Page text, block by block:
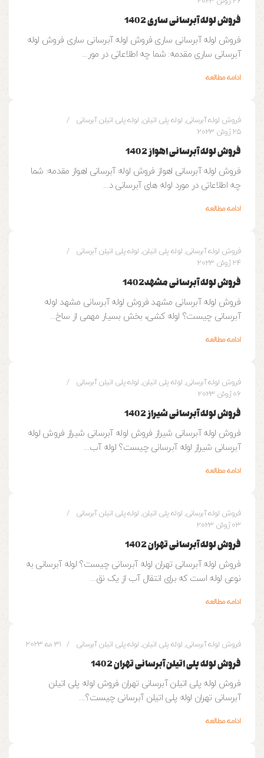
فروش لوله آبرسانی ساری 1402
فروش لوله آبرسانی ساری فروش لوله آبرسانی ساری فروش لوله
آبرسانی ساری مقدمه: شما چه اطلاعاتی در مور...
ادامه مطالعه
فروش لوله آبرسانی, لوله پلی اتیلن, لوله پلی اتیلن آبرسانی
25 ژوئن 2023
فروش لوله آبرسانی اهواز 1402
فروش لوله آبرسانی اهواز فروش لوله آبرسانی اهواز مقدمه: شما
چه اطلاعاتی در مورد لوله های آبرسانی د...
ادامه مطالعه
فروش لوله آبرسانی, لوله پلی اتیلن, لوله پلی اتیلن آبرسانی
24 ژوئن 2023
فروش لوله آبرسانی مشهد1402
فروش لوله آبرسانی مشهد فروش لوله آبرسانی مشهد لوله
آبرسانی چیست؟ لوله کشی، بخش بسیار مهمی از ساخ...
ادامه مطالعه
فروش لوله آبرسانی, لوله پلی اتیلن, لوله پلی اتیلن آبرسانی
06 ژوئن 2023
فروش لوله آبرسانی شیراز 1402
فروش لوله آبرسانی شیراز فروش لوله آبرسانی شیراز فروش لوله
آبرسانی شیراز لوله آبرسانی چیست؟ لوله آب...
ادامه مطالعه
فروش لوله آبرسانی, لوله پلی اتیلن, لوله پلی اتیلن آبرسانی
03 ژوئن 2023
فروش لوله آبرسانی تهران 1402
فروش لوله آبرسانی تهران لوله آبرسانی چیست؟ لوله آبرسانی به
نوعی لوله است که برای انتقال آب از یک نق...
ادامه مطالعه
فروش لوله آبرسانی, لوله پلی اتیلن, لوله پلی اتیلن آبرسانی 31 مه 2023
فروش لوله پلی اتیلن آبرسانی تهران 1402
فروش لوله پلی اتیلن آبرسانی تهران فروش لوله پلی اتیلن
آبرسانی تهران لوله پلی اتیلن آبرسانی چیست؟...
ادامه مطالعه